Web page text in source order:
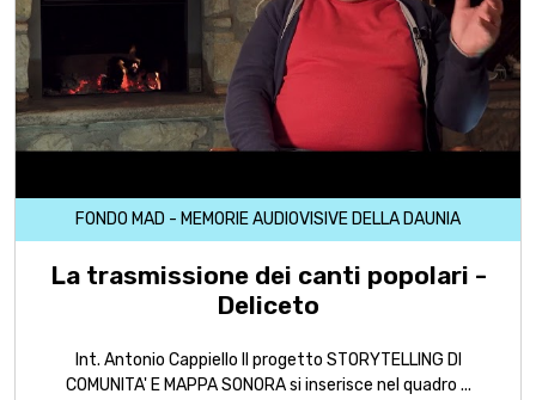
FONDO MAD - MEMORIE AUDIOVISIVE DELLA DAUNIA
La trasmissione dei canti popolari -
Deliceto
Int. Antonio Cappiello Il progetto STORYTELLING DI
COMUNITA' E MAPPA SONORA si inserisce nel quadro ...